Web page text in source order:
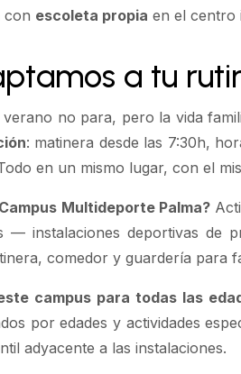
con escoleta propia en el centro
a tu
verano no para, pero la vida
: matinera desde las 7:30h,
en un mismo lugar, con el
Multideporte Palma?
— instalaciones deportivas de
comedor y guardería para
campus para todas las
por edades y actividades
adyacente a las instalaciones.